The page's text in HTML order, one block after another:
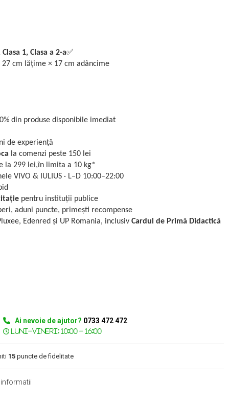
1, Clasa a 2-a✅
cm lățime × 17 cm adâncime
din produse disponibile imediat
de experiență
la comenzi peste 150 lei
la 299 lei,în limita a 10 kg*
VIVO & IULIUS · L–D 10:00–22:00
pentru instituții publice
aduni puncte, primești recompense
Edenred și UP Romania, inclusiv Cardul de Primă Didactică
Ai nevoie de ajutor? 0733 472 472
15 puncte de fidelitate
informatii